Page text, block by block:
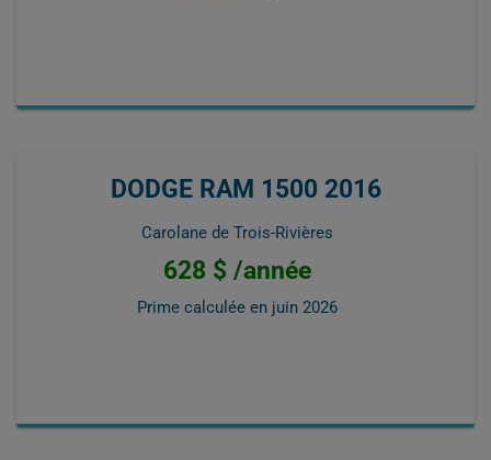
DODGE RAM 1500 2016
Carolane de Trois-Rivières
628 $ /année
Prime calculée en juin 2026